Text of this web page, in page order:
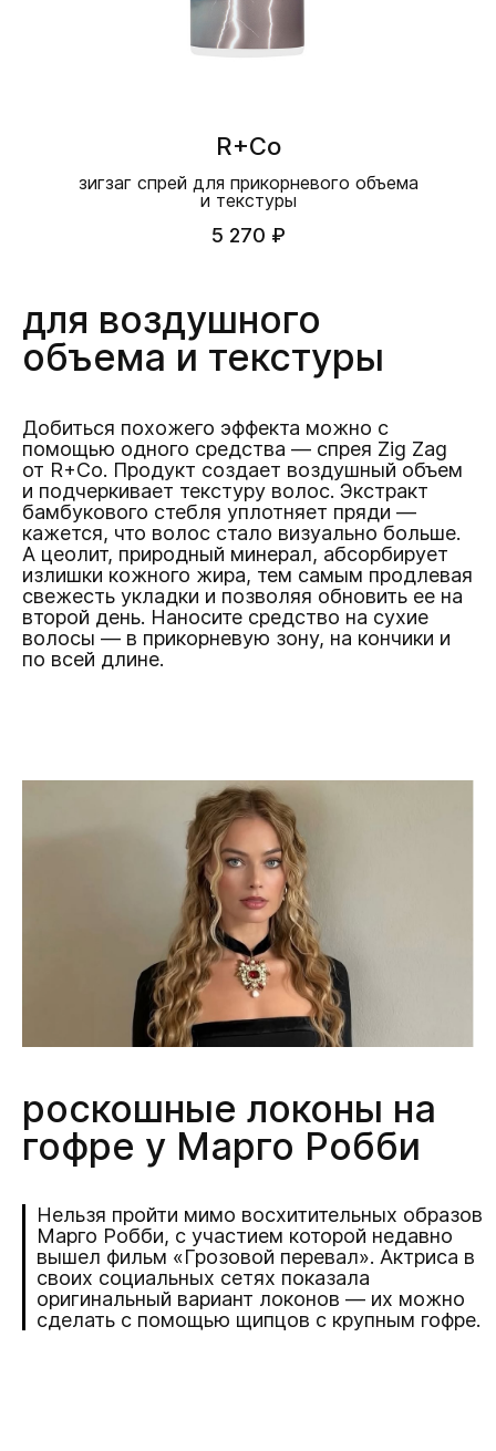
R+Co
зигзаг спрей для прикорневого объема
и текстуры
5 270 ₽
для воздушного
объема и текстуры
Добиться похожего эффекта можно с
помощью одного средства — спрея Zig Zag
от R+Co. Продукт создает воздушный объем
и подчеркивает текстуру волос. Экстракт
бамбукового стебля уплотняет пряди —
кажется, что волос стало визуально больше.
А цеолит, природный минерал, абсорбирует
излишки кожного жира, тем самым продлевая
свежесть укладки и позволяя обновить ее на
второй день. Наносите средство на сухие
волосы — в прикорневую зону, на кончики и
по всей длине.
роскошные локоны на
гофре у Марго Робби
Нельзя пройти мимо восхитительных образов
Марго Робби, с участием которой недавно
вышел фильм «Грозовой перевал». Актриса в
своих социальных сетях показала
оригинальный вариант локонов — их можно
сделать с помощью щипцов с крупным гофре.